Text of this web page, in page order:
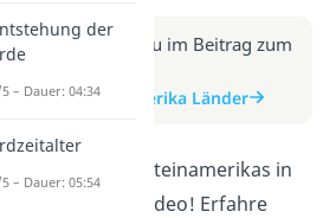
Infos erhältst du im Beitrag zum
Beitrag: Lateinamerika Länder
die Länder Lateinamerikas in
informativen Video! Erfahre
der
– Dauer: 04:34
– Dauer: 05:54